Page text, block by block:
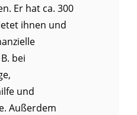
Er hat ca. 300
ihnen und
bei
und
Außerdem